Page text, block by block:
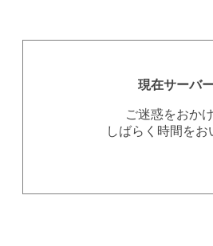
現在サーバ
ご迷惑をおか
しばらく時間を